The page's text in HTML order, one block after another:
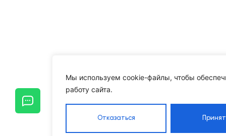
Мы используем cookie-файлы, чтобы
работу сайта.
Отказаться